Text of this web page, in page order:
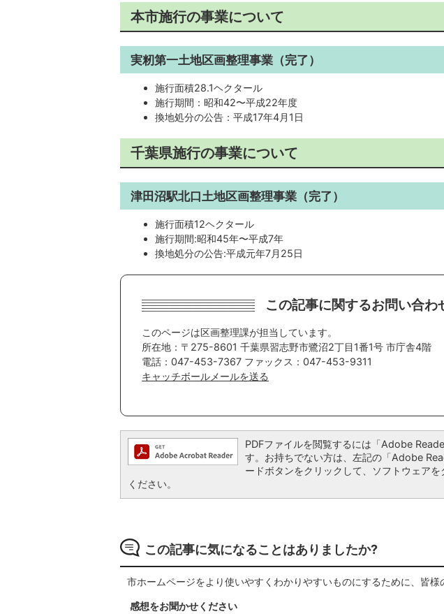
本市施行の事業について
実籾第一土地区画整理事業（完了）
施行面積28.1ヘクタール
施行期間：昭和42〜平成22年度
換地処分の公告：平成17年4月1日
千葉県施行の事業について
津田沼駅北口土地区画整理事業（完了）
施行面積12ヘクタール
施行期間:昭和45年〜平成7年
換地処分の公告:平成元年7月25日
この記事に関するお問い合わ
このページは区画整理課が担当しています。
所在地：〒275-8601 千葉県習志野市鷺沼2丁目1番1号 市庁舎4階
電話：047-453-7367 ファックス：047-453-9311
キャッチボールメールを送る
PDFファイルを閲覧するには「Adobe
す。お持ちでない方は、左記の「Adobe
ードボタンをクリックして、ソフトウェア
ください。
この記事に気になることはありましたか?
市ホームページをより使いやすくわかりやすいものにするために、皆様
感想をお聞かせください